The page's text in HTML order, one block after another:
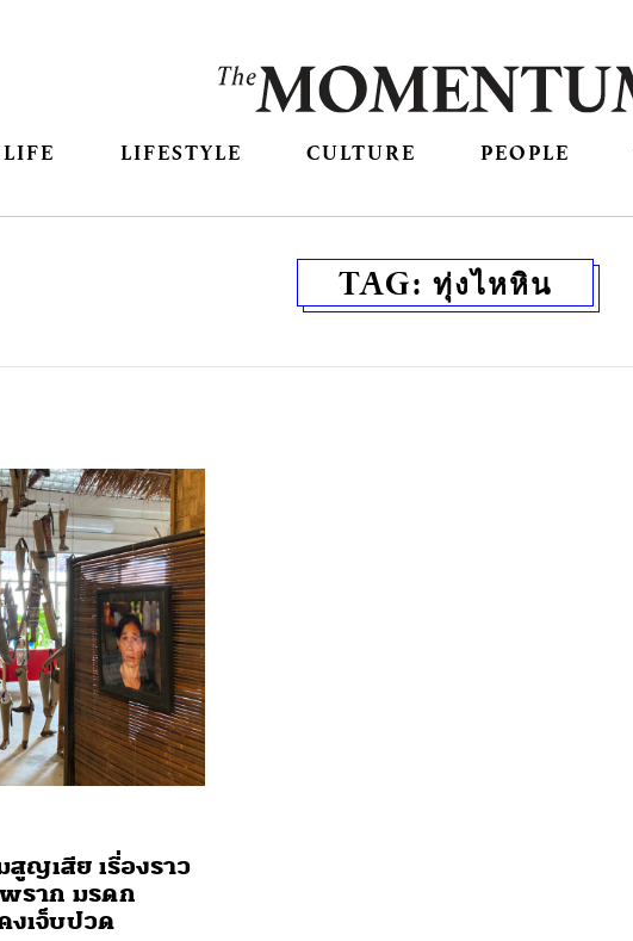
LIFE LIFESTYLE CULTURE PEOPLE
TAG: ทุ่งไหหิน
เสีย เรื่องราว
ราก มรดก
งเจ็บปวด